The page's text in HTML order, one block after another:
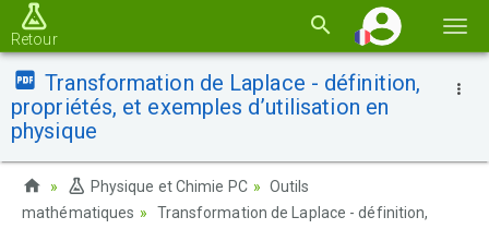
la
Retour
Transformation de Laplace - définition,
propriétés, et exemples d’utilisation en
physique
Physique et Chimie PC
Outils
mathématiques
Transformation de Laplace - définition,